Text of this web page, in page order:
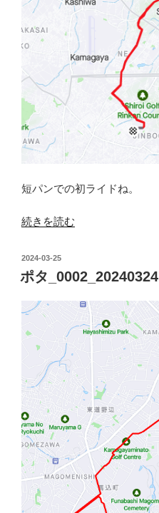
の
距
離”
短パンでの初ライドね。
“ポ
_0003_20240330”
の
続きを読む
投
稿
日:
2024-03-25
ポタ_0002_20240324